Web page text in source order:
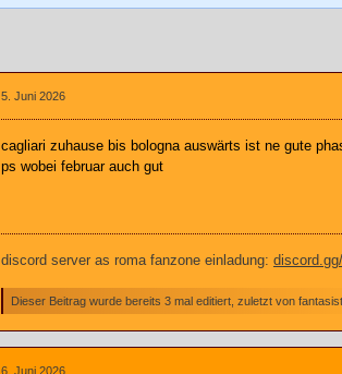
5. Juni 2026
cagliari zuhause bis bologna auswärts ist ne gute
ps wobei februar auch gut
discord server as roma fanzone einladung:
Dieser Beitrag wurde bereits 3 mal editiert, zuletzt von
6. Juni 2026